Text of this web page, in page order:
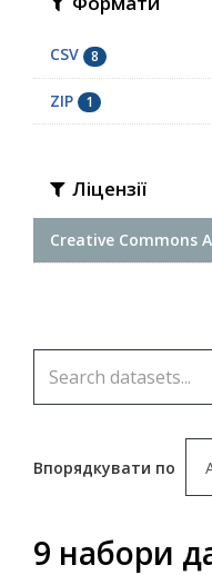
CSV 8
ZIP 1
Ліцензії
Creative Commons
Впорядкувати по
9 набори